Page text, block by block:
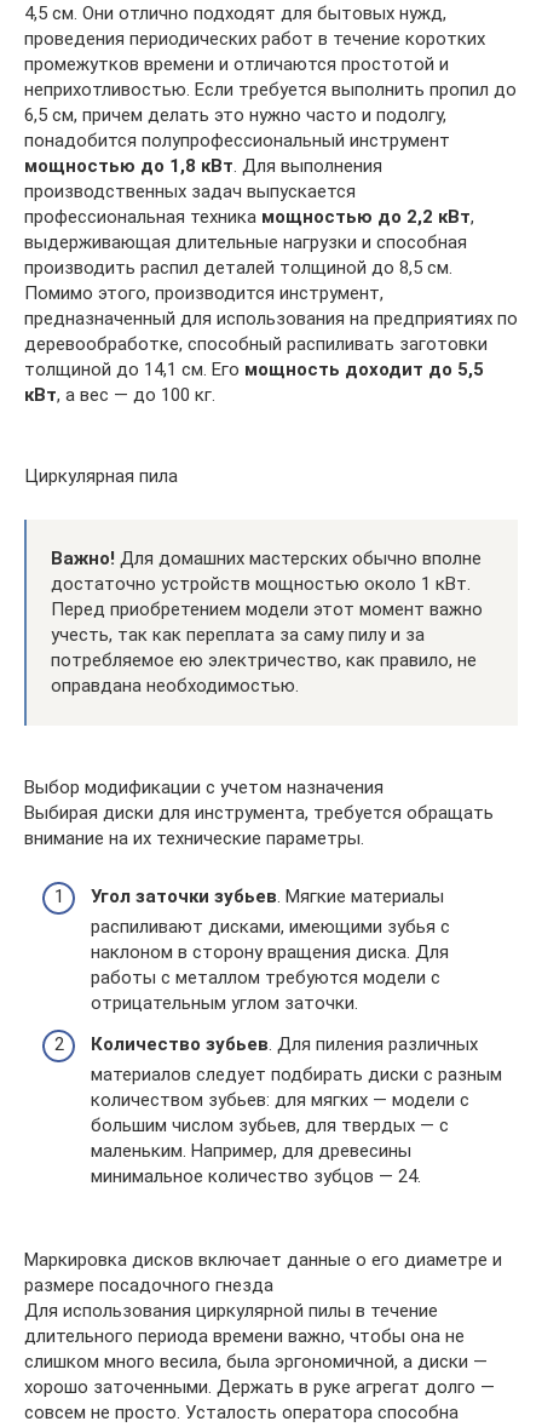
4,5 см. Они отлично подходят для бытовых нужд,
проведения периодических работ в течение коротких
промежутков времени и отличаются простотой и
неприхотливостью. Если требуется выполнить пропил до
6,5 см, причем делать это нужно часто и подолгу,
понадобится полупрофессиональный инструмент
мощностью до 1,8 кВт. Для выполнения
производственных задач выпускается
профессиональная техника мощностью до 2,2 кВт,
выдерживающая длительные нагрузки и способная
производить распил деталей толщиной до 8,5 см.
Помимо этого, производится инструмент,
предназначенный для использования на предприятиях по
деревообработке, способный распиливать заготовки
толщиной до 14,1 см. Его мощность доходит до 5,5
кВт, а вес — до 100 кг.
Циркулярная пила
Важно! Для домашних мастерских обычно вполне
достаточно устройств мощностью около 1 кВт.
Перед приобретением модели этот момент важно
учесть, так как переплата за саму пилу и за
потребляемое ею электричество, как правило, не
оправдана необходимостью.
Выбор модификации с учетом назначения
Выбирая диски для инструмента, требуется обращать
внимание на их технические параметры.
Угол заточки зубьев. Мягкие материалы
распиливают дисками, имеющими зубья с
наклоном в сторону вращения диска. Для
работы с металлом требуются модели с
отрицательным углом заточки.
Количество зубьев. Для пиления различных
материалов следует подбирать диски с разным
количеством зубьев: для мягких — модели с
большим числом зубьев, для твердых — с
маленьким. Например, для древесины
минимальное количество зубцов — 24.
Маркировка дисков включает данные о его диаметре и
размере посадочного гнезда
Для использования циркулярной пилы в течение
длительного периода времени важно, чтобы она не
слишком много весила, была эргономичной, а диски —
хорошо заточенными. Держать в руке агрегат долго —
совсем не просто. Усталость оператора способна